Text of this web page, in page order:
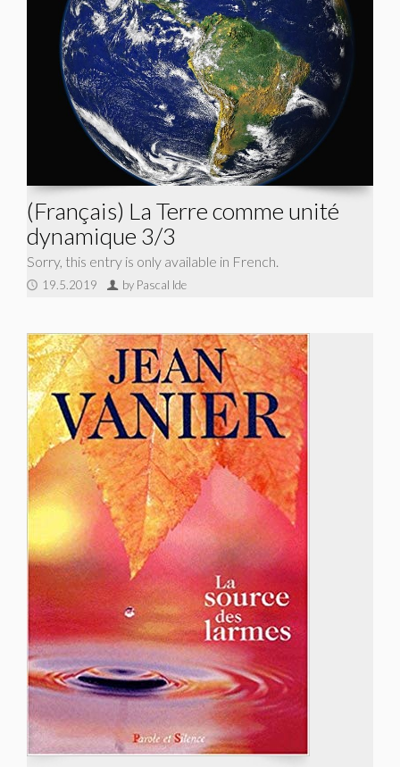
(Français) La Terre comme unité
dynamique 3/3
Sorry, this entry is only available in French.
19.5.2019 by Pascal Ide